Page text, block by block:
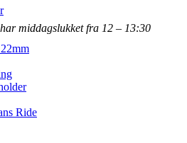
Ride
middagslukket fra 12 – 13:30